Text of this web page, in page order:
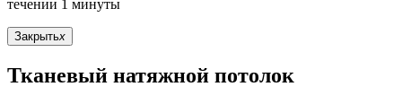
течении 1 минуты
Закрытьx
Тканевый натяжной потолок